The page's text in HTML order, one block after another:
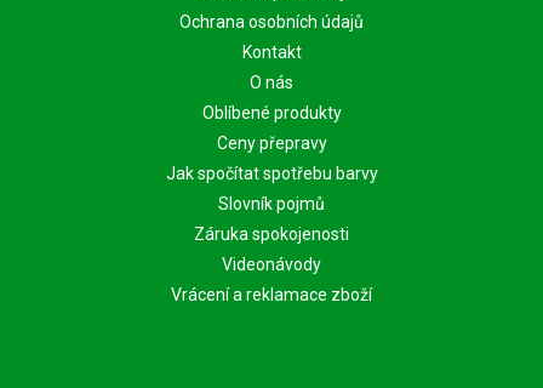
Ochrana osobních údajů
Kontakt
O nás
Oblíbené produkty
Ceny přepravy
Jak spočítat spotřebu barvy
Slovník pojmů
Záruka spokojenosti
Videonávody
Vrácení a reklamace zboží